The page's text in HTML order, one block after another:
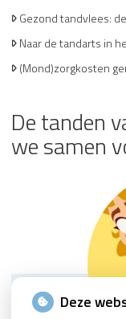
Gezond tandvlees:
Naar de tandarts in
(Mond)zorgkosten
De tanden
we samen
Deze